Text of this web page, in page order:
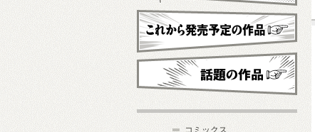
新刊・近刊
これから発売予定
コミックス